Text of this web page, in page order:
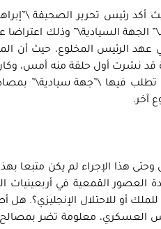
أكد رئيس تحرير الصحيفة
الجهة السيادية\” وذلك اعتراضا
عهد الرئيس المخلوع، حيث أن
قد نشرت أول حلقة منه أمس،
تطلب فيها \”جهة سيادية\”
آخر.
هذا الإجراء لم يكن متبعا
العصور القمعية في أربعينيات
أو للاحتلال الإنجليزي؟. هل
العسكري، معلومة تضر